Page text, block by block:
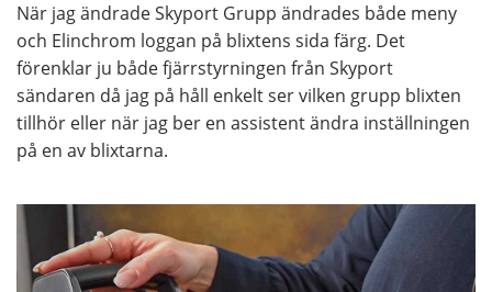
När jag ändrade Skyport Grupp ändrades både meny
och Elinchrom loggan på blixtens sida färg. Det
förenklar ju både fjärrstyrningen från Skyport
sändaren då jag på håll enkelt ser vilken grupp blixten
tillhör eller när jag ber en assistent ändra inställningen
på en av blixtarna.